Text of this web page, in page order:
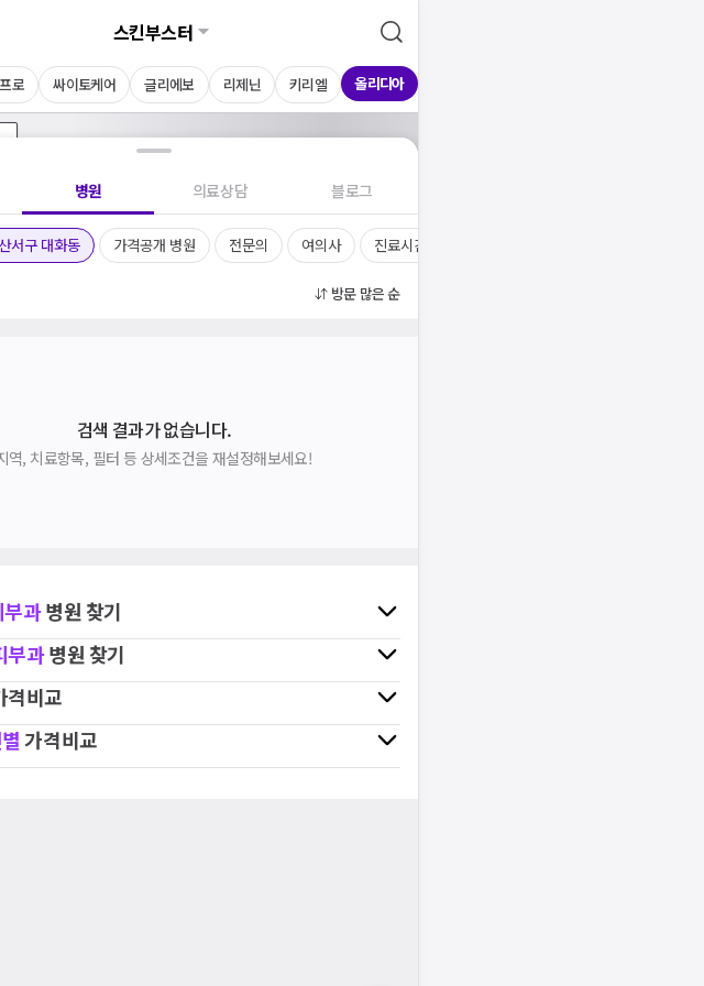
스킨부스터
로 싸이토케어 글리에보 리제닌 키리엘 올리디아
병원 의료상담 블로그
서구 대화동 가격공개 병원 전문의 여의사 진료시간
방문 많은 순
검색 결과가 없습니다.
역, 치료항목, 필터 등 상세조건을 재설정해보세요!
부과병원 찾기
부과병원 찾기
격비교
가격비교